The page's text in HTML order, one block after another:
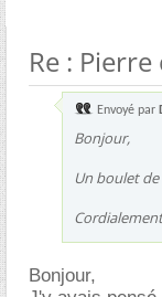
Re :
Envoyé par
Bonjour,
Un boulet
Bonjour,